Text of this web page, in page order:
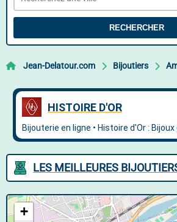
RECHERCHER
Jean-Delatour.com Bijoutiers
LES MEILLEURES
+